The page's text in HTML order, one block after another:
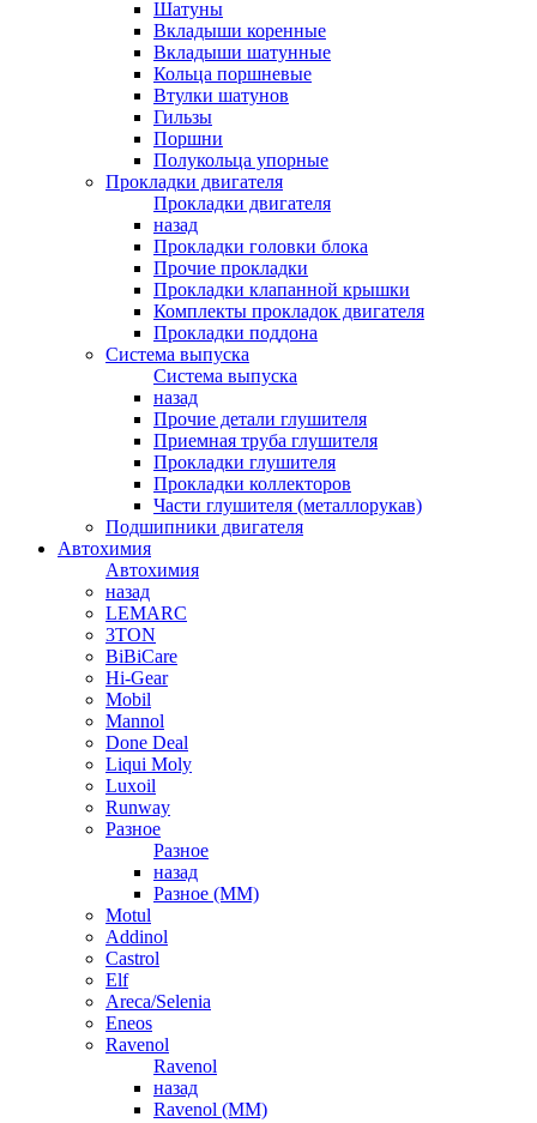
Шатуны
Вкладыши коренные
Вкладыши шатунные
Кольца поршневые
Втулки шатунов
Гильзы
Поршни
Полукольца упорные
Прокладки двигателя
Прокладки двигателя
назад
Прокладки головки блока
Прочие прокладки
Прокладки клапанной крышки
Комплекты прокладок двигателя
Прокладки поддона
Система выпуска
Система выпуска
назад
Прочие детали глушителя
Приемная труба глушителя
Прокладки глушителя
Прокладки коллекторов
Части глушителя (металлорукав)
Подшипники двигателя
Автохимия
Автохимия
назад
LEMARC
3TON
BiBiCare
Hi-Gear
Mobil
Mannol
Done Deal
Liqui Moly
Luxoil
Runway
Разное
Разное
назад
Разное (ММ)
Motul
Addinol
Castrol
Elf
Areca/Selenia
Eneos
Ravenol
Ravenol
назад
Ravenol (ММ)